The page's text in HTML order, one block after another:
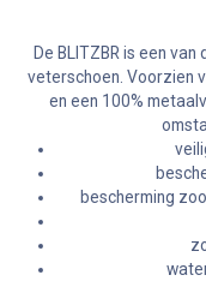
De BLITZBR is een
veterschoen. Voorzien
en een 100%
bescherming